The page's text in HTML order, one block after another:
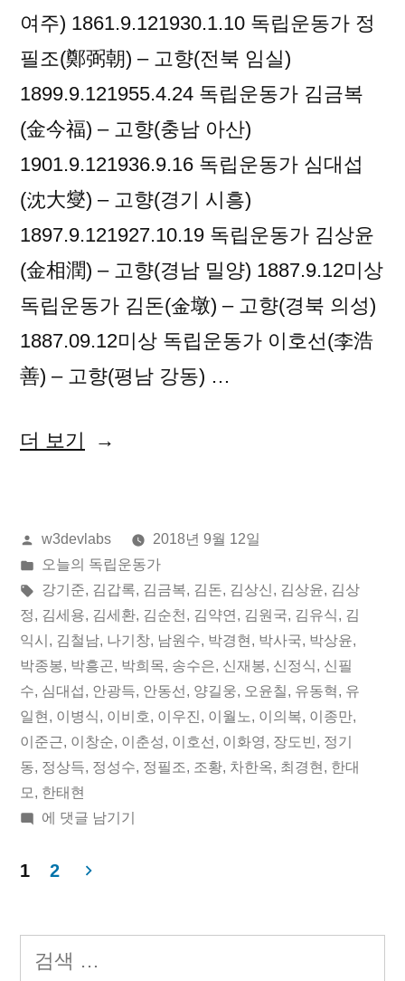
여주) 1861.9.121930.1.10 독립운동가 정
필조(鄭弼朝) – 고향(전북 임실)
1899.9.121955.4.24 독립운동가 김금복
(金今福) – 고향(충남 아산)
1901.9.121936.9.16 독립운동가 심대섭
(沈大燮) – 고향(경기 시흥)
1897.9.121927.10.19 독립운동가 김상윤
(金相潤) – 고향(경남 밀양) 1887.9.12미상
독립운동가 김돈(金墩) – 고향(경북 의성)
1887.09.12미상 독립운동가 이호선(李浩
善) – 고향(평남 강동) …
더 보기 “2018
월
12
일
오
늘
의
독
운
동
올
린
이:
w3devlabs
2018년 9월 12일
게
시
됨:
오늘의 독립운동가
태
그:
강기준, 김갑록, 김금복, 김돈, 김상신 , 김상윤, 김상
정, 김세용, 김세환, 김순천 , 김약연 , 김원국, 김유식, 김
익시 , 김철남, 나기창, 남원수, 박경현 , 박사국, 박상윤,
박종봉, 박흥곤, 박희목, 송수은, 신재봉, 신정식, 신필
수, 심대섭, 안광득, 안동선 , 양길웅, 오윤칠, 유동혁, 유
일현 , 이병식, 이비호, 이우진 , 이월노, 이의복, 이종만,
이준근, 이창순, 이춘성, 이호선 , 이화영, 장도빈 , 정기
동, 정상득, 정성수, 정필조, 조황, 차한옥, 최경현 , 한대
모 , 한태현
2018
09
오
에 댓글 남기기
1 2
검